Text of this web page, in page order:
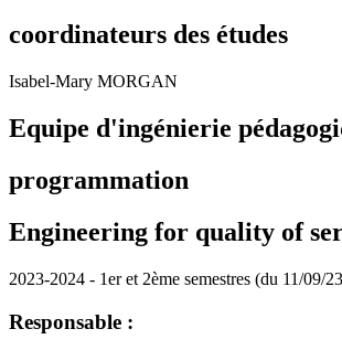
coordinateurs des études
Isabel-Mary MORGAN
Equipe d'ingénierie
programmation
Engineering for quality of
2023-2024 - 1er et 2ème semestres (du 11/09/
Responsable :